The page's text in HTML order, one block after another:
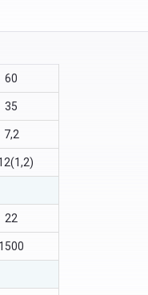
60
35
7,2
22
1500